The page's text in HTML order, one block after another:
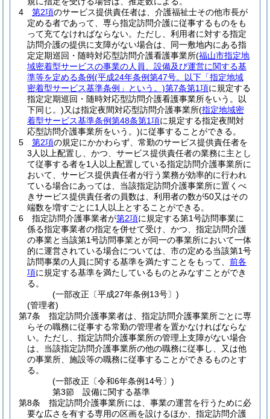
4
第2項のサービス提供責任者は、介護福祉士その他市長が
定める者であって、専ら指定訪問介護に従事するものをも
って充てなければならない。 ただし、利用者に対する指定
訪問介護の提供に支障がない場合は、同一敷地内にある指
定定期巡回・随時対応型訪問介護看護事業所(福山市指定地
域密着型サービスの事業の人員、設備及び運営に関する基
準等を定める条例(平成24年条例第47号。以下「指定地域
密着型サービス基準条例」という。)第7条第1項に規定する
指定定期巡回・随時対応型訪問介護看護事業所をいう。以
下同じ。)又は指定夜間対応型訪問介護事業所(指定地域密
着型サービス基準条例第48条第1項に規定する指定夜間対
応型訪問介護事業所をいう。)に従事することができる。
5
第2項の規定にかかわらず、常勤のサービス提供責任者を
3人以上配置し、かつ、サービス提供責任者の業務に主とし
て従事する者を1人以上配置している指定訪問介護事業所に
おいて、サービス提供責任者が行う業務が効率的に行われ
ている場合にあっては、当該指定訪問介護事業所に置くべ
きサービス提供責任者の員数は、利用者の数が50又はその
端数を増すごとに1人以上とすることができる。
6
指定訪問介護事業者が第2項に規定する第1号訪問事業に
係る指定事業者の指定を併せて受け、かつ、指定訪問介護
の事業と当該第1号訪問事業とが同一の事業所において一体
的に運営されている場合については、市の定める当該第1号
訪問事業の人員に関する基準を満たすことをもって、 前各
項に規定する基準を満たしているものとみなすことができ
る。
(一部改正〔平成27年条例13号〕)
(管理者)
第7条
指定訪問介護事業者は、指定訪問介護事業所ごとに専
らその職務に従事する常勤の管理者を置かなければならな
い。 ただし、指定訪問介護事業所の管理上支障がない場合
は、当該指定訪問介護事業所の他の職務に従事し、又は他
の事業所、施設等の職務に従事することができるものとす
る。
(一部改正〔令和6年条例14号〕)
第3節
設備に関する基準
第8条
指定訪問介護事業所には、事業の運営を行うために必
要な広さを有する専用の区画を設けるほか、指定訪問介護